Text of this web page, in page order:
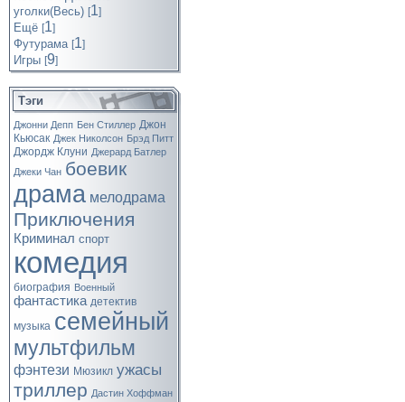
уголки(Весь) [1]
Ещё [1]
Футурама [1]
Игры [9]
Тэги
Джонни Депп Бен Стиллер Джон
Кьюсак Джек Николсон Брэд Питт
Джордж Клуни Джерард Батлер
Джеки Чан боевик
драма мелодрама
Приключения
Криминал спорт
комедия
биография Военный
фантастика детектив
музыка семейный
мультфильм
фэнтези Мюзикл ужасы
триллер Дастин Хоффман